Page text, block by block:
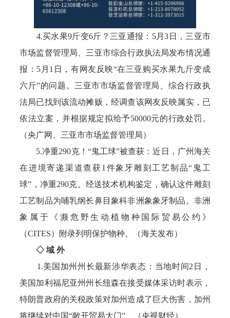
4.买水果9斤变6斤？三亚通报：5月3日，三亚市
市场监督管理局、三亚市综合行政执法局发布情况通
报：5月1日，有网友反映“在三亚购买水果九斤变成
六斤”的问题。三亚市市场监督管理局、综合行政执
法局已找到该流动摊贩，经调查该网友反映属实，已
依法立案，并根据规定拟给予50000元的行政处罚。
（央广网、三亚市市场监督管理局）
5.净重290克！“鬼工球”被查获：近日，广州海关
在进境寄递渠道查获1件象牙雕刻工艺制品“鬼工
球”，净重290克。经送技术机构鉴定，确认这件雕刻
工艺制品为哺乳纲长鼻目象科非洲象象牙制品。非洲
象属于《濒危野生动植物种国际贸易公约》
（CITES）附录列明保护物种。（海关发布）
◇ 域 外
1.美国加州州长最新涉华表态：当地时间2日，
美国加利福尼亚州州长纽森在接受媒体采访时表示，
特朗普政府的关税政策对加州造成了巨大伤害，加州
将继续对中国“敞开贸易大门”。（央视财经）